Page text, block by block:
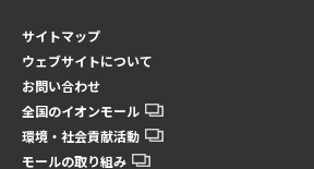
サイトマップ
ウェブサイトについて
お問い合わせ
全国のイオンモール
環境・社会貢献活動
モールの取り組み